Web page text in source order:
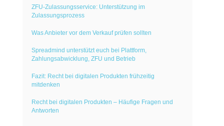
ZFU-Zulassungsservice: Unterstützung im
Zulassungsprozess
Was Anbieter vor dem Verkauf prüfen sollten
Spreadmind unterstützt euch bei Plattform,
Zahlungsabwicklung, ZFU und Betrieb
Fazit: Recht bei digitalen Produkten frühzeitig
mitdenken
Recht bei digitalen Produkten – Häufige Fragen und
Antworten